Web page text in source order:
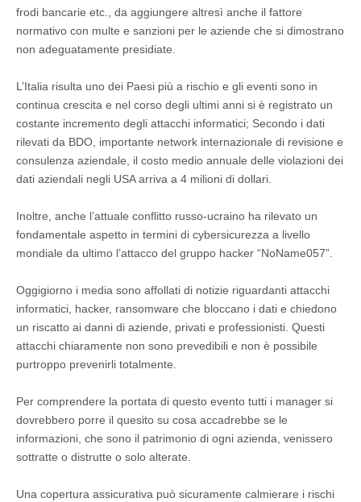
frodi bancarie etc., da aggiungere altresì anche il fattore
normativo con multe e sanzioni per le aziende che si dimostrano
non adeguatamente presidiate.
L’Italia risulta uno dei Paesi più a rischio e gli eventi sono in
continua crescita e nel corso degli ultimi anni si è registrato un
costante incremento degli attacchi informatici; Secondo i dati
rilevati da BDO, importante network internazionale di revisione e
consulenza aziendale, il costo medio annuale delle violazioni dei
dati aziendali negli USA arriva a 4 milioni di dollari.
Inoltre, anche l’attuale conflitto russo-ucraino ha rilevato un
fondamentale aspetto in termini di cybersicurezza a livello
mondiale da ultimo l’attacco del gruppo hacker “NoName057”.
Oggigiorno i media sono affollati di notizie riguardanti attacchi
informatici, hacker, ransomware che bloccano i dati e chiedono
un riscatto ai danni di aziende, privati e professionisti. Questi
attacchi chiaramente non sono prevedibili e non è possibile
purtroppo prevenirli totalmente.
Per comprendere la portata di questo evento tutti i manager si
dovrebbero porre il quesito su cosa accadrebbe se le
informazioni, che sono il patrimonio di ogni azienda, venissero
sottratte o distrutte o solo alterate.
Una copertura assicurativa può sicuramente calmierare i rischi